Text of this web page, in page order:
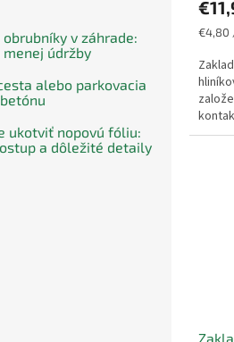
v záhrade:
údržby
alebo parkovacia
ukotviť nopovú fóliu:
a dôležité detaily
€4,80